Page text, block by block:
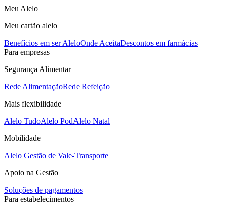
Meu Alelo
Meu cartão alelo
Benefícios em ser AleloOnde AceitaDescontos em farmácias
Para empresas
Segurança Alimentar
Rede AlimentaçãoRede Refeição
Mais flexibilidade
Alelo TudoAlelo PodAlelo Natal
Mobilidade
Alelo Gestão de Vale-Transporte
Apoio na Gestão
Soluções de pagamentos
Para estabelecimentos